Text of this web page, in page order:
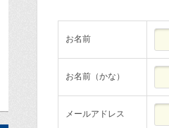
お名前
お名前（かな）
メールアドレス